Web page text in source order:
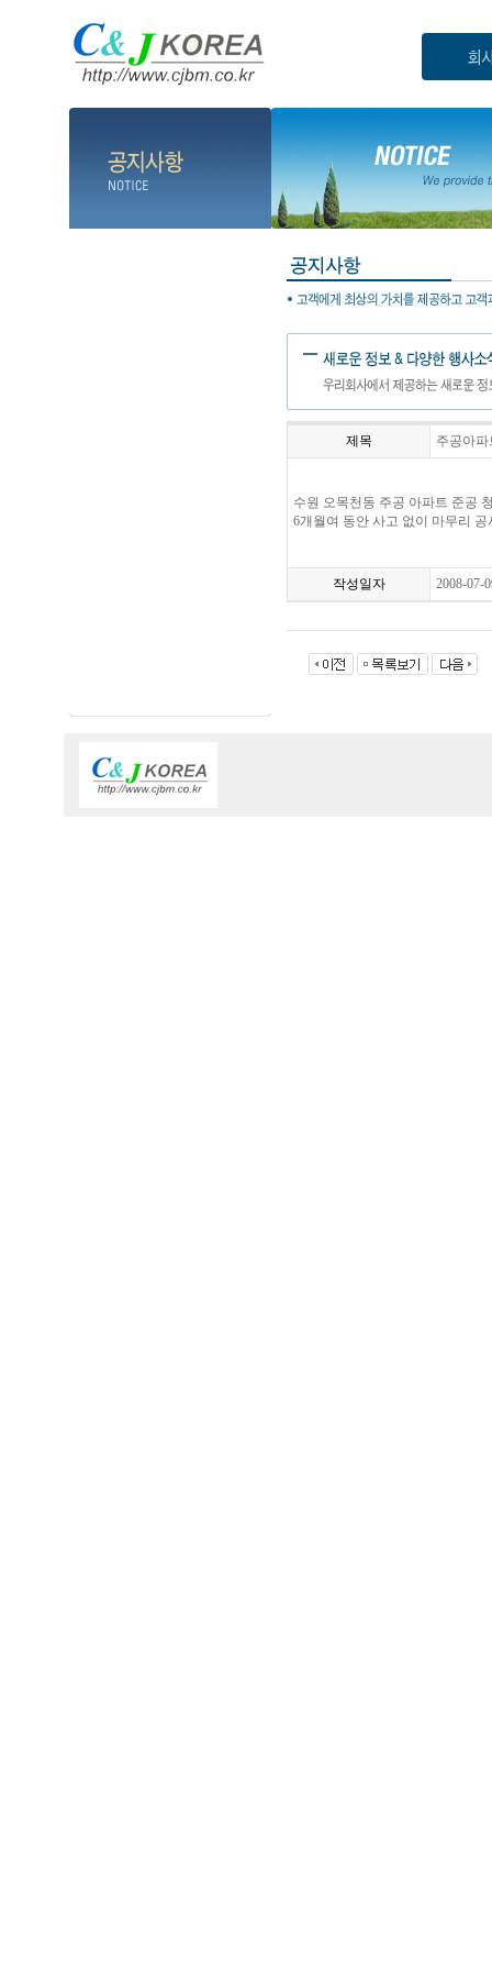
제목 주공아
수원 오목천동 주공 아파트 준공
6개월여 동안 사고 없이 마무리
작성일자 2008-07-